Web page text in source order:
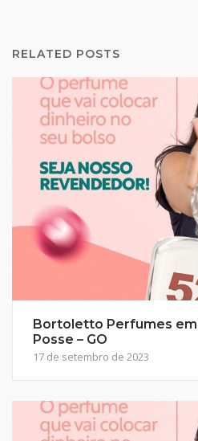
RELATED POSTS
Bortoletto Perfumes em
Posse – GO
17 de setembro de 2023